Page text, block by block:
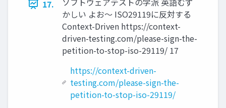
17.
かしい よお〜 ISO29119に反対する
Context-Driven https://context-
driven-testing.com/please-sign-the-
petition-to-stop-iso-29119/ 17
https://context-driven-
testing.com/please-sign-the-
petition-to-stop-iso-29119/